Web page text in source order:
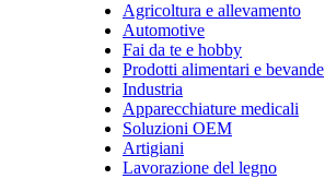
Agricoltura e allevamento
Automotive
Fai da te e hobby
Prodotti alimentari e bevande
Industria
Apparecchiature medicali
Soluzioni OEM
Artigiani
Lavorazione del legno